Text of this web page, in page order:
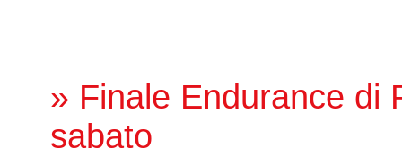
» Finale Endurance di
sabato